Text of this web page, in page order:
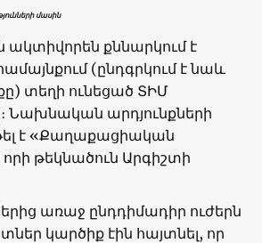
մասին
ակտիվորեն քննարկում է
(ընդգրկում է նաև
տեղի ունեցած ՏԻՄ
Նախնական արդյունքների
է «Քաղաքացիական
թեկնածուն Արգիշտի
առաջ ընդդիմադիր ուժերն
կարծիք էին հայտնել, որ